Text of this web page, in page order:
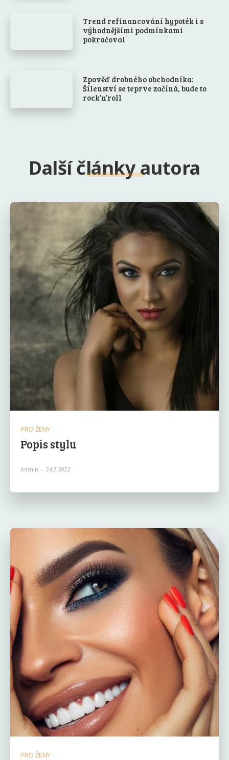
Trend refinancování hypoték i s
výhodnějšími podmínkami
pokračoval
Zpověď drobného obchodníka:
Šílenství se teprve začíná, bude to
rock’n’roll
Další články autora
PRO ŽENY
Popis stylu
Admin - 24.7.2022
PRO ŽENY